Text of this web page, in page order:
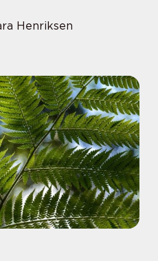
Henriksen